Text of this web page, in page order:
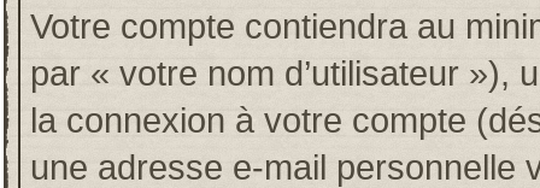
Votre compte contiendra au
par « votre nom d’utilisateur »),
la connexion à votre compte
une adresse e-mail personnelle